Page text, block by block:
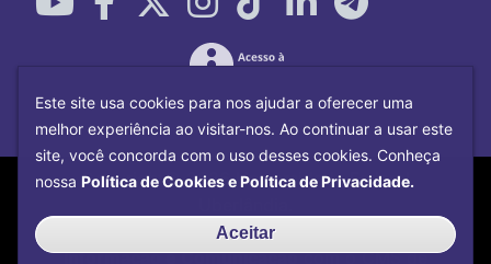
Copyright©2026Universidade Federal
Centro de Tecnologia da
Informação e Comunicaçãocom o CMS de
Este site usa cookies para nos ajudar a oferecer uma
melhor experiência ao visitar-nos. Ao continuar a usar este
site, você concorda com o uso desses cookies. Conheça
nossa Política de Cookies e Política de Privacidade.
Aceitar